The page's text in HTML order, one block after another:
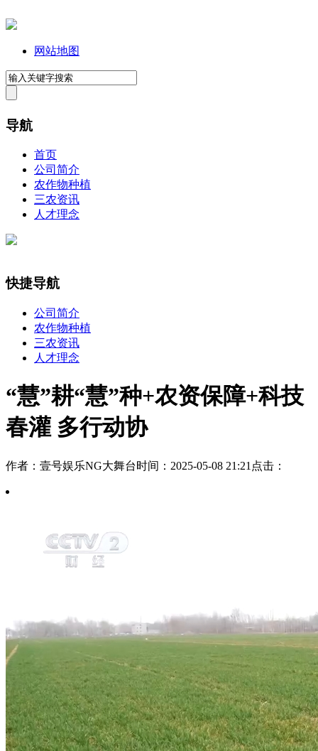
网站地图
导航
首页
公司简介
农作物种植
三农资讯
人才理念
快捷导航
公司简介
农作物种植
三农资讯
人才理念
“慧”耕“慧”种+农资保障+科技
春灌 多行动协
作者：壹号娱乐NG大舞台时间：2025-05-08 21:21 点击：